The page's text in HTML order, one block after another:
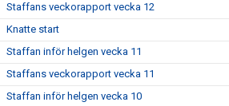
Staffans veckorapport vecka 12
Knatte start
Staffan inför helgen vecka 11
Staffans veckorapport vecka 11
Staffan inför helgen vecka 10